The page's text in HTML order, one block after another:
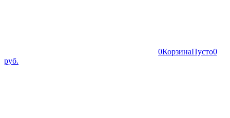
0КорзинаПусто0
руб.